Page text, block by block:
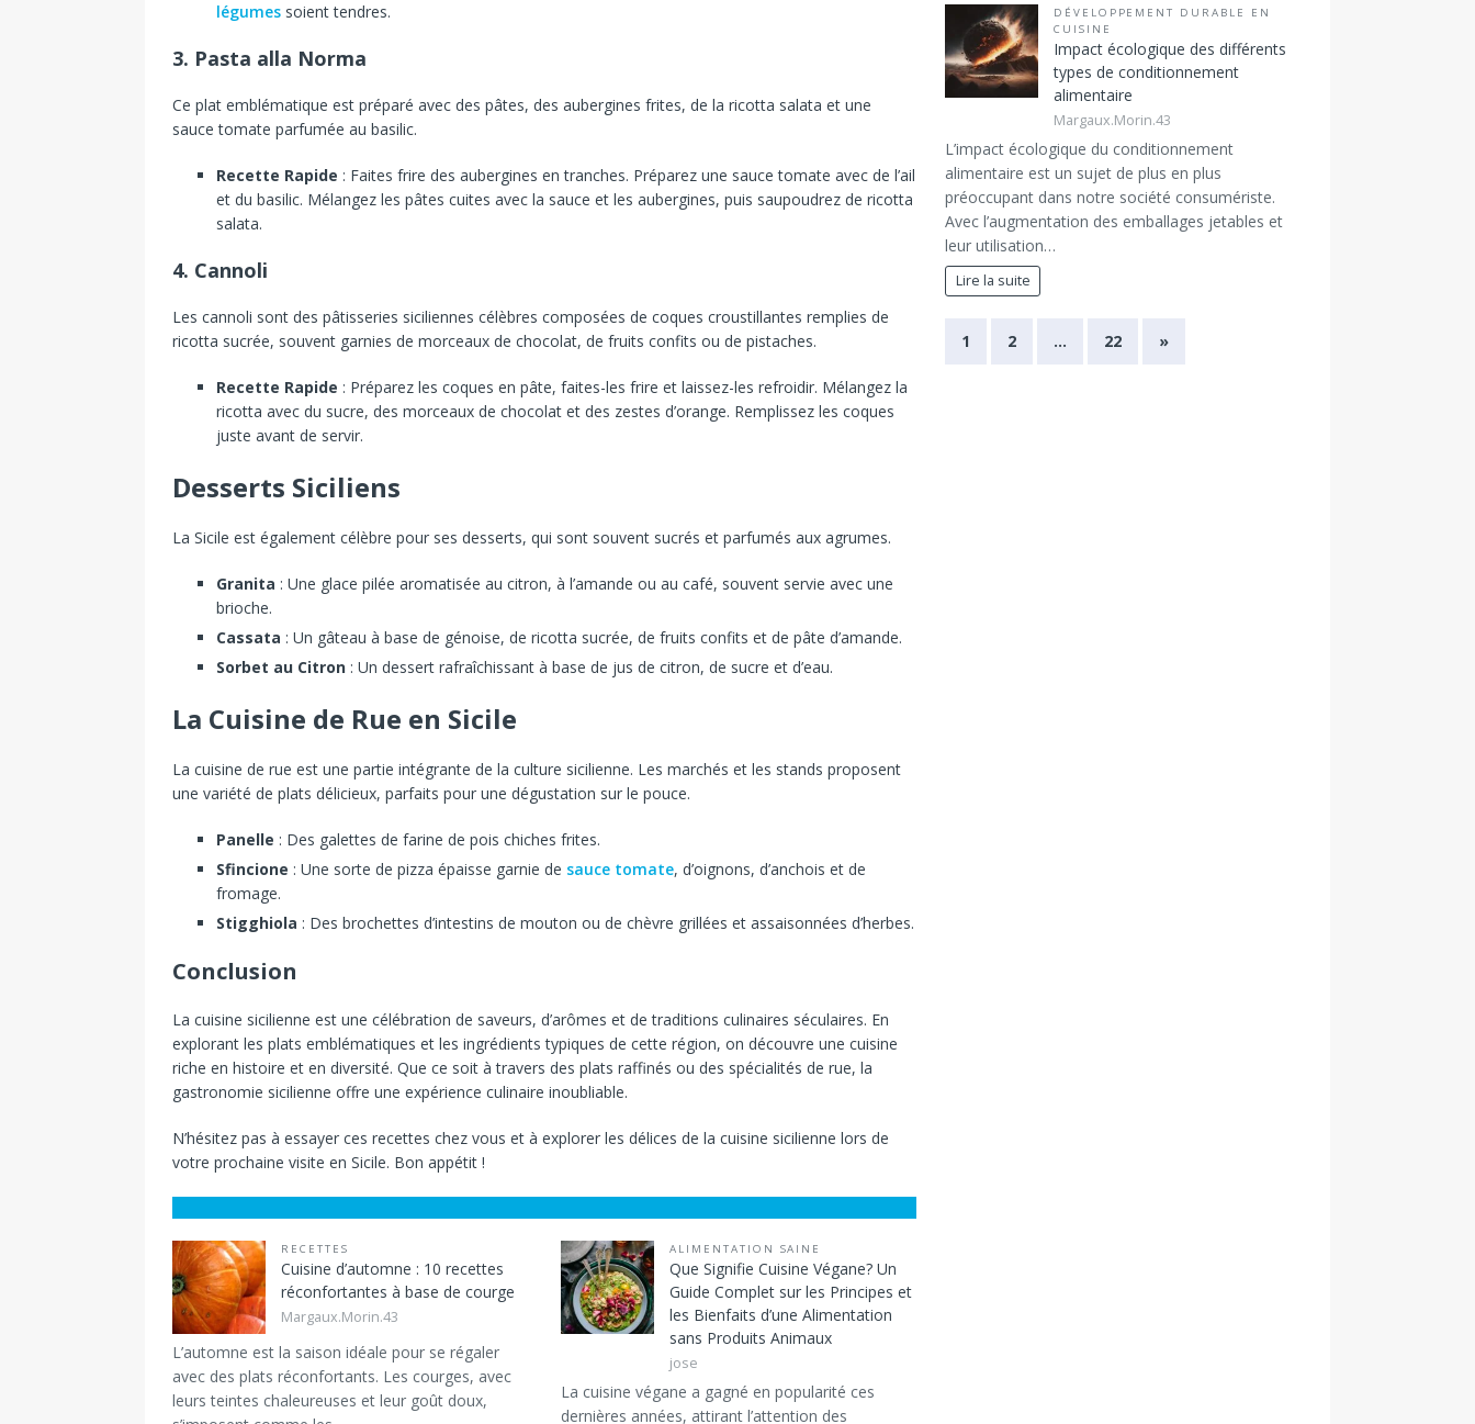
légumes soient tendres.
3. Pasta alla Norma
Ce plat emblématique est préparé avec des pâtes, des aubergines frites, de la ricotta salata et une
sauce tomate parfumée au basilic.
Recette Rapide : Faites frire des aubergines en tranches. Préparez une sauce tomate avec de l’ail
et du basilic. Mélangez les pâtes cuites avec la sauce et les aubergines, puis saupoudrez de ricotta
salata.
4. Cannoli
Les cannoli sont des pâtisseries siciliennes célèbres composées de coques croustillantes remplies de
ricotta sucrée, souvent garnies de morceaux de chocolat, de fruits confits ou de pistaches.
Recette Rapide : Préparez les coques en pâte, faites-les frire et laissez-les refroidir. Mélangez la
ricotta avec du sucre, des morceaux de chocolat et des zestes d’orange. Remplissez les coques
juste avant de servir.
Desserts Siciliens
La Sicile est également célèbre pour ses desserts, qui sont souvent sucrés et parfumés aux agrumes.
Granita : Une glace pilée aromatisée au citron, à l’amande ou au café, souvent servie avec une
brioche.
Cassata : Un gâteau à base de génoise, de ricotta sucrée, de fruits confits et de pâte d’amande.
Sorbet au Citron : Un dessert rafraîchissant à base de jus de citron, de sucre et d’eau.
La Cuisine de Rue en Sicile
La cuisine de rue est une partie intégrante de la culture sicilienne. Les marchés et les stands proposent
une variété de plats délicieux, parfaits pour une dégustation sur le pouce.
Panelle : Des galettes de farine de pois chiches frites.
Sfincione : Une sorte de pizza épaisse garnie de sauce tomate, d’oignons, d’anchois et de
fromage.
Stigghiola : Des brochettes d’intestins de mouton ou de chèvre grillées et assaisonnées d’herbes.
Conclusion
La cuisine sicilienne est une célébration de saveurs, d’arômes et de traditions culinaires séculaires. En
explorant les plats emblématiques et les ingrédients typiques de cette région, on découvre une cuisine
riche en histoire et en diversité. Que ce soit à travers des plats raffinés ou des spécialités de rue, la
gastronomie sicilienne offre une expérience culinaire inoubliable.
N’hésitez pas à essayer ces recettes chez vous et à explorer les délices de la cuisine sicilienne lors de
votre prochaine visite en Sicile. Bon appétit !
RECETTES
Cuisine d’automne : 10 recettes
réconfortantes à base de courge
Margaux.Morin.43
L’automne est la saison idéale pour se régaler
avec des plats réconfortants. Les courges, avec
leurs teintes chaleureuses et leur goût doux,
ALIMENTATION SAINE
Que Signifie Cuisine Végane? Un
Guide Complet sur les Principes et
les Bienfaits d’une Alimentation
sans Produits Animaux
jose
La cuisine végane a gagné en popularité ces
dernières années, attirant l’attention des
DÉVELOPPEMENT DURABLE EN
CUISINE
Impact écologique des différents
types de conditionnement
alimentaire
Margaux.Morin.43
L’impact écologique du conditionnement
alimentaire est un sujet de plus en plus
préoccupant dans notre société consumériste.
Avec l’augmentation des emballages jetables et
leur utilisation…
Lire la suite
1 2 … 22 »